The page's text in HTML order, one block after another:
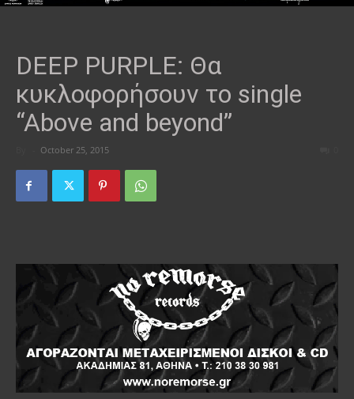
DEEP PURPLE: Θα
κυκλοφορήσουν το single
“Above and beyond”
October 25, 2015